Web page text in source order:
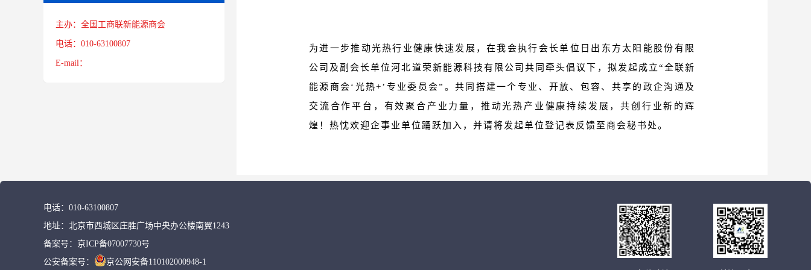
主办：全国工商联新能源商会
电话：010-63100807
E-mail：
为进一步推动光热行业健康快速发展，在我会执行会长单位日出东方太阳能股份有限
公司及副会长单位河北道荣新能源科技有限公司共同牵头倡议下，拟发起成立“全联新
能源商会‘光热+’专业委员会”。共同搭建一个专业、开放、包容、共享的政企沟通及
交流合作平台，有效聚合产业力量，推动光热产业健康持续发展，共创行业新的辉
煌！热忱欢迎企事业单位踊跃加入，并请将发起单位登记表反馈至商会秘书处。
电话： 010-63100807
地址： 北京市西城区庄胜广场中央办公楼南翼1243
备案号： 京ICP备07007730号
公安备案号：
京公网安备110102000948-1